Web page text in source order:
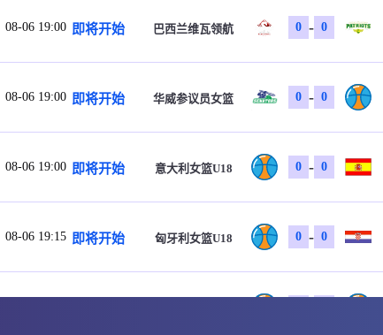
08-06 19:00 即将开始 巴西兰维瓦领航 0 - 0
08-06 19:00 即将开始 华威参议员女篮 0 - 0
08-06 19:00 即将开始 意大利女篮U18 0 - 0
08-06 19:15 即将开始 匈牙利女篮U18 0 - 0